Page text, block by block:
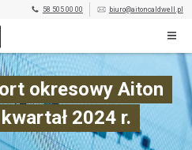
58 505 00 00 biuro@aitoncaldwell.pl
okresowy Aiton
2024 r.